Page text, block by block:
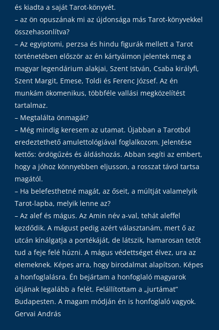
és kiadta a saját Tarot-könyvét.
– az ön opuszának mi az újdonsága más Tarot-könyvekkel
összehasonlítva?
– Az egyiptomi, perzsa és hindu figurák mellett a Tarot
történetében először az én kártyáimon jelentek meg a
magyar legendárium alakjai, Szent István, Csaba királyfi,
Szent Margit, Emese, Toldi és Ferenc József. Az én
munkám ökomenikus, többféle vallási megközelítést
tartalmaz.
– Megtalálta önmagát?
– Még mindig keresem az utamat. Újabban a Tarotból
eredeztethető amulettológiával foglalkozom. Jelentése
kettős: ördögűzés és áldáshozás. Abban segíti az embert,
hogy a jóhoz könnyebben eljusson, a rosszat távol tartsa
magától.
– Ha belefesthetné magát, az őseit, a múltját valamelyik
Tarot-lapba, melyik lenne az?
– Az alef és mágus. Az Amin név a-val, tehát aleffel
kezdődik. A mágust pedig azért választanám, mert ő az
utcán kínálgatja a portékáját, de látszik, hamarosan tetőt
tud a feje felé húzni. A mágus védettséget élvez, ura az
elemeknek. Képes arra, hogy birodalmat alapítson. Képes
a honfoglalásra. Én bejártam a honfoglaló magyarok
útjának legalább a felét. Felállítottam a „jurtámat”
Budapesten. A magam módján én is honfoglaló vagyok.
Gervai András